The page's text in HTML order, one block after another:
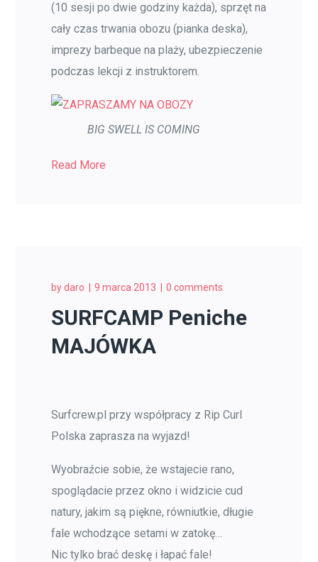
(10 sesji po dwie godziny każda), sprzęt na
cały czas trwania obozu (pianka deska),
imprezy barbeque na plaży, ubezpieczenie
podczas lekcji z instruktorem.
BIG SWELL IS COMING
Read More
bydaro 9 marca 2013 0 comments
SURFCAMP Peniche
MAJÓWKA
Surfcrew.pl przy współpracy z Rip Curl
Polska zaprasza na wyjazd!
Wyobraźcie sobie, że wstajecie rano,
spoglądacie przez okno i widzicie cud
natury, jakim są piękne, równiutkie, długie
fale wchodzące setami w zatokę…
Nic tylko brać deskę i łapać fale!